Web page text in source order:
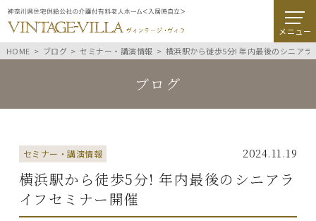
メニュー
HOME
ブログ セミナー・講演情報 横浜駅から徒歩5分! 年内最後のシニアラ
ブログ
セミナー・講演情報 2024.11.19
横浜駅から徒歩5分! 年内最後のシニアラ
イフセミナー開催